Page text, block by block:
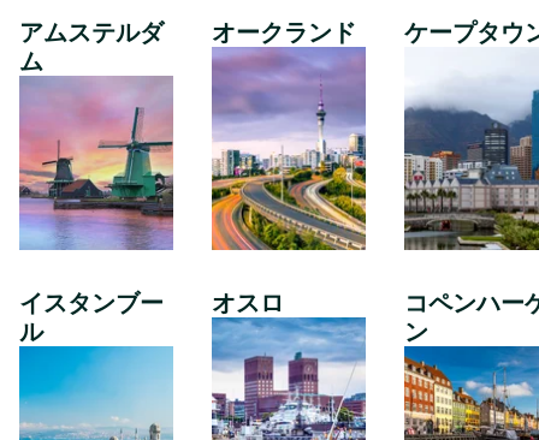
アムステルダ
ム
イスタンブー
ル
オークランド
オスロ
ケープタウ
コペンハー
ン